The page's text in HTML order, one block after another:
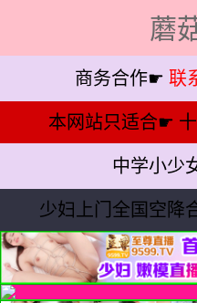
蘑
商务合作☛ 联
本网站只适合☛
中学小少
少妇上门全国空降